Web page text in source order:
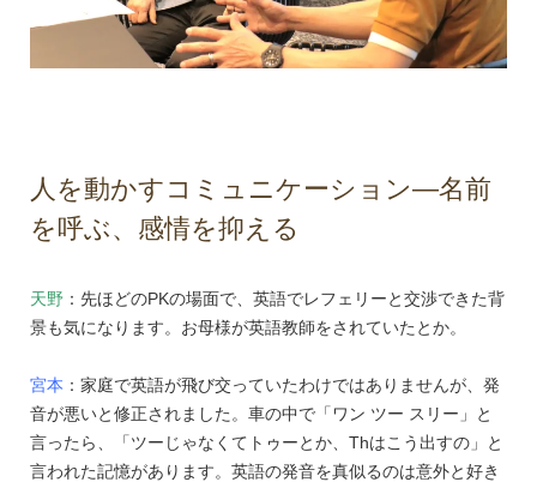
人を動かすコミュニケーション―名前
を呼ぶ、感情を抑える
天野 ：先ほどのPKの場面で、英語でレフェリーと交渉できた背
景も気になります。お母様が英語教師をされていたとか。
宮本 ：家庭で英語が飛び交っていたわけではありませんが、発
音が悪いと修正されました。車の中で「ワン ツー スリー」と
言ったら、「ツーじゃなくてトゥーとか、Thはこう出すの」と
言われた記憶があります。英語の発音を真似るのは意外と好き